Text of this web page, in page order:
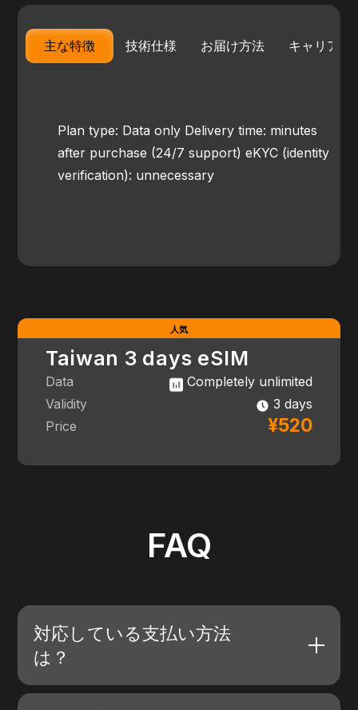
主な特徴 技術仕様 お届け方法 キャリア
Plan type: Data only Delivery time: minutes
after purchase (24/7 support) eKYC (identity
verification): unnecessary
Taiwan 3 days eSIM
Data
Completely unlimited
Validity
3 days
Price
¥520
FAQ
対応している支払い方法
は？